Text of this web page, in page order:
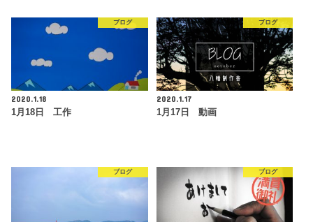
ブログ
2020.1.18
1月18日 工作
ブログ
2020.1.17
1月17日 動画
ブログ ブログ